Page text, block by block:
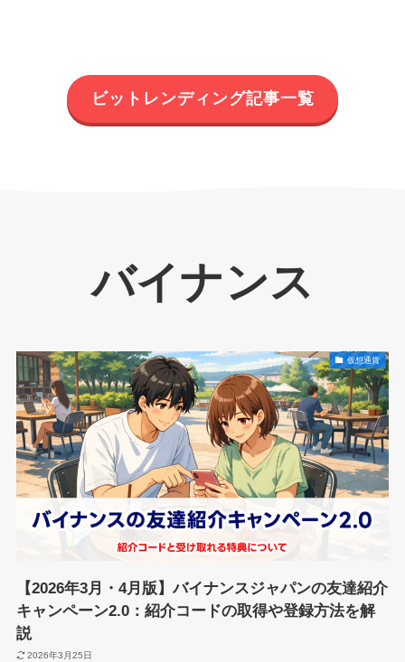
ビットレンディング記事一覧
バイナンス
仮想通貨
【2026年3月・4月版】バイナンスジャパンの友達紹介
キャンペーン2.0：紹介コードの取得や登録方法を解
説
2026年3月25日